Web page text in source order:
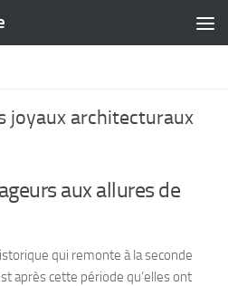
joyaux architecturaux
aux allures de
qui remonte à la seconde
après cette période qu’elles ont